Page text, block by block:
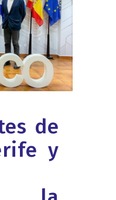
de
y